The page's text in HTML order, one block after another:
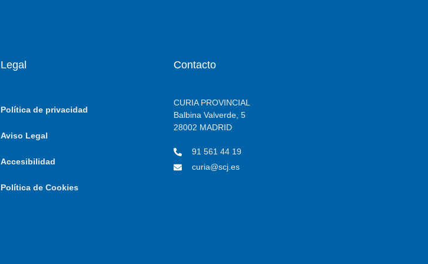
Legal
Política de privacidad
Aviso Legal
Accesibilidad
Política de Cookies
Contacto
CURIA PROVINCIAL
Balbina Valverde, 5
28002 MADRID
91 561 44 19
curia@scj.es